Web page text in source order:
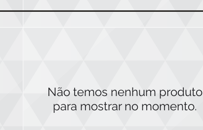
Não temos nenhum produto
para mostrar no momento.